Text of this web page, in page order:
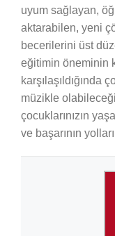
uyum sağlayan,
aktarabilen, yeni
becerilerini üst
eğitimin öneminin
karşılaşıldığında
müzikle olabileceği
çocuklarınızın
ve başarının